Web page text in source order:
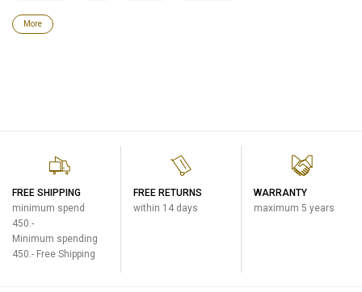
More
FREE SHIPPING
minimum spend
450.-
Minimum spending
450.- Free Shipping
FREE RETURNS
within 14 days
WARRANTY
maximum 5 years